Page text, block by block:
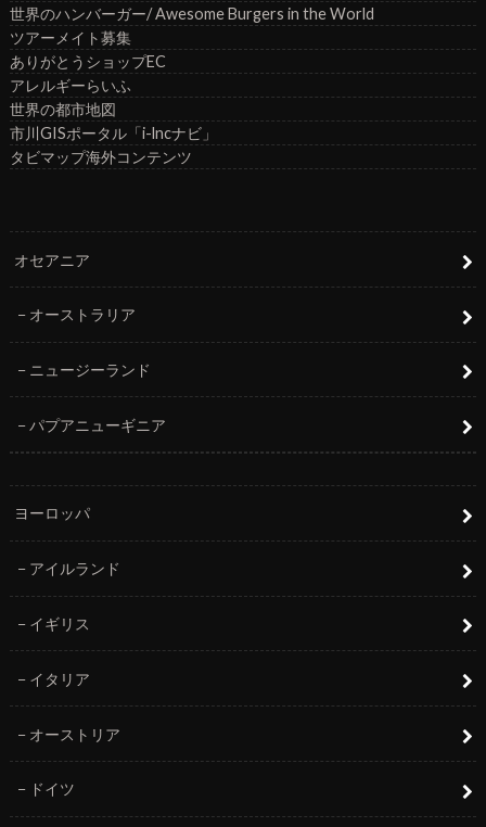
世界のハンバーガー/ Awesome Burgers in the World
ツアーメイト募集
ありがとうショップEC
アレルギーらいふ
世界の都市地図
市川GISポータル「i-lncナビ」
タビマップ海外コンテンツ
オセアニア
オーストラリア
ニュージーランド
パプアニューギニア
ヨーロッパ
アイルランド
イギリス
イタリア
オーストリア
ドイツ